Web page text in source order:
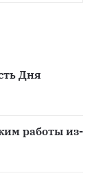
Дня
работы из-